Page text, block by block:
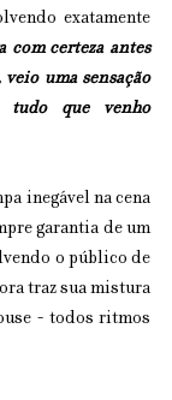
exatamente
certeza antes
uma sensação
tudo que venho
inegável na cena
garantia de um
o público de
traz sua mistura
- todos ritmos